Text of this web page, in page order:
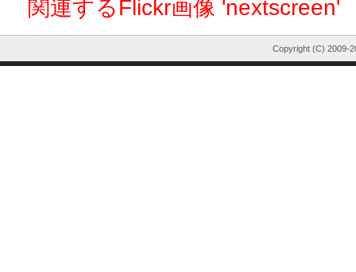
関連するFlickr画像 'nextscreen'
Copyright (C) 2009-